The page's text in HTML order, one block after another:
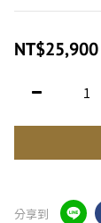
NT$25,900
分享到